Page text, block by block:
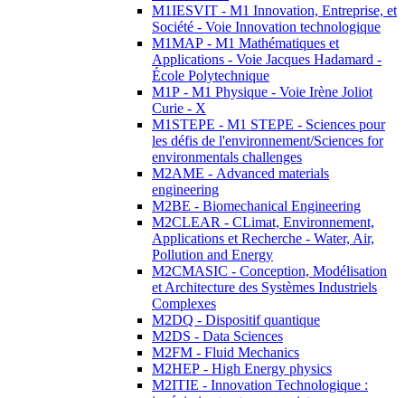
M1IESVIT - M1 Innovation, Entreprise, et
Société - Voie Innovation technologique
M1MAP - M1 Mathématiques et
Applications - Voie Jacques Hadamard -
École Polytechnique
M1P - M1 Physique - Voie Irène Joliot
Curie - X
M1STEPE - M1 STEPE - Sciences pour
les défis de l'environnement/Sciences for
environmentals challenges
M2AME - Advanced materials
engineering
M2BE - Biomechanical Engineering
M2CLEAR - CLimat, Environnement,
Applications et Recherche - Water, Air,
Pollution and Energy
M2CMASIC - Conception, Modélisation
et Architecture des Systèmes Industriels
Complexes
M2DQ - Dispositif quantique
M2DS - Data Sciences
M2FM - Fluid Mechanics
M2HEP - High Energy physics
M2ITIE - Innovation Technologique :